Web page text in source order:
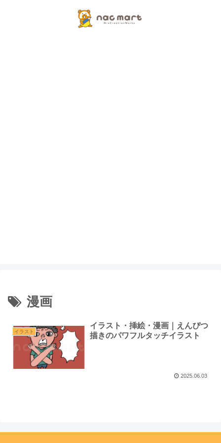
漫画
イラスト
イラスト・挿絵・漫画｜えんぴつ
描きのパワフルタッチイラスト
2025.06.03